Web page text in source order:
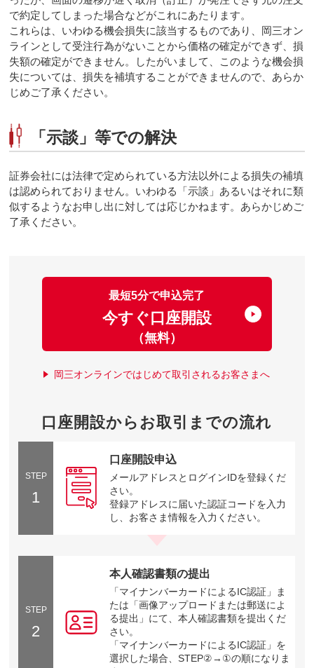
で約定してしまった場合などがこれにあたります。
これらは、いわゆる機会損失に該当するものであり、岡三オン
ラインとして受注行為がないことから価格の確定ができず、損
失額の確定ができません。したがいまして、このような機会損
失については、損失を補填することができませんので、あらか
じめご了承ください。
「示談」等での解決
証券会社には法律で定められている方法以外による損失の補填
は認められておりません。いわゆる「示談」あるいはそれに類
似するようなお申し出に対しては応じかねます。あらかじめご
了承ください。
最短5分で申込完了
今すぐ口座開設
（無料）
岡三オンラインではじめて取引されるお客さまへ
口座開設からお取引までの流れ
STEP
1
口座開設申込
メールアドレスとログインIDを登録くだ
さい。
登録アドレスに届いた認証コードを入力
し、お客さま情報を入力ください。
STEP
2
本人確認書類の提出
「マイナンバーカードによるIC認証」ま
たは「画像アップロードまたは郵送によ
る提出」にて、本人確認書類を提出くだ
さい。
「マイナンバーカードによるIC認証」を
選択した場合、STEP②→①の順になりま